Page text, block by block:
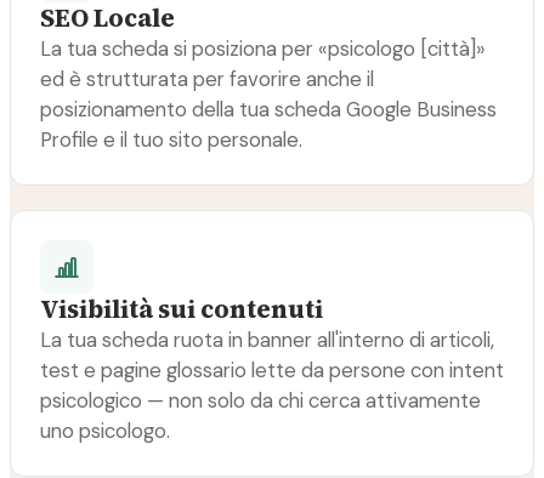
SEO Locale
La tua scheda si posiziona per «psicologo [città]»
ed è strutturata per favorire anche il
posizionamento della tua scheda Google Business
Profile e il tuo sito personale.
Visibilità sui contenuti
La tua scheda ruota in banner all'interno di articoli,
test e pagine glossario lette da persone con intent
psicologico — non solo da chi cerca attivamente
uno psicologo.